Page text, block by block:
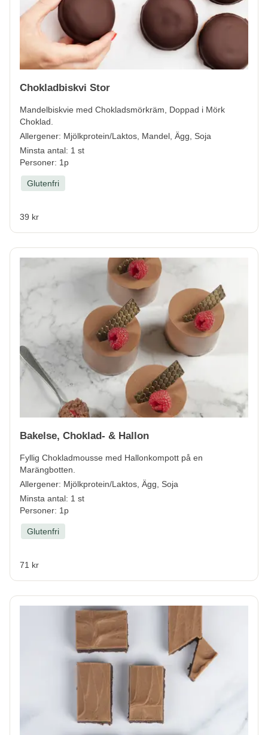
Chokladbiskvi Stor
Mandelbiskvie med Chokladsmörkräm, Doppad i Mörk
Choklad.
Allergener: Mjölkprotein/Laktos, Mandel, Ägg, Soja
Minsta antal: 1 st
Personer: 1p
Glutenfri
39 kr
Bakelse, Choklad- & Hallon
Fyllig Chokladmousse med Hallonkompott på en
Marängbotten.
Allergener: Mjölkprotein/Laktos, Ägg, Soja
Minsta antal: 1 st
Personer: 1p
Glutenfri
71 kr